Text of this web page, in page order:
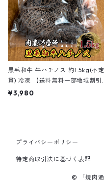
黒毛和牛 牛ハチノス 約1.5kg(不定
貫) 冷凍 【送料無料一部地域割引
のみ】
¥3,980
プライバシーポリシー
特定商取引法に基づく表記
© 「焼肉